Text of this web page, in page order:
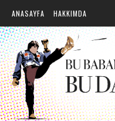
ANASAYFA HAKKIMDA